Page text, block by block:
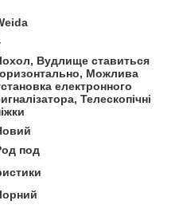
Вудлище ставиться
Можлива
електронного
Телескопічні
под